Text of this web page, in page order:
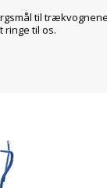
til
ringe til os.